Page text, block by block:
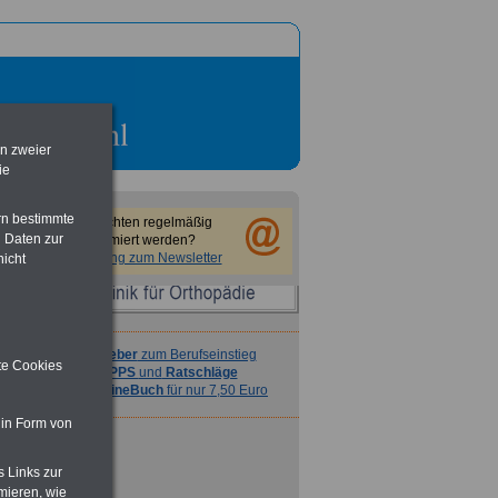
Sie möchten regelmäßig
informiert werden?
Anmeldung zum Newsletter
Ratgeber
Ratgeberzum Berufseinstieg
TIPPS und Ratschläge
OnlineBuch für nur 7,50 Euro
zweier
bestimmte
Daten zur
Cookies
Form von
Links zur
wie